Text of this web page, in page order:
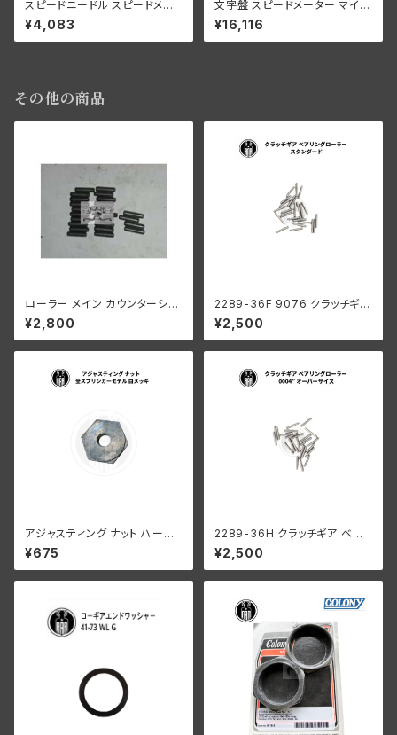
スピードニードル スピードメー
ター用 1940-1947年 オリジナ
ルスタイル
¥4,083
文字盤 スピードメーター マイル
表示 1937年のみ シルバー
¥16,116
その他の商品
ローラー メイン カウンターシャ
フト 0008" オーバーサイズ 24
個
¥2,800
2289-36F 9076 クラッチギア
ベアリングローラー 0004" オ
ーバーサイズ 44個 ハーレーダ
ビッドソン
¥2,500
アジャスティング ナット ハーレ
ーダビッドソン 全スプリンガー
モデル 白メッキ
¥675
2289-36H クラッチギア ベア
リングローラー 0006" オーバ
ーサイズ 44個 ハーレーダビッ
ドソン
¥2,500